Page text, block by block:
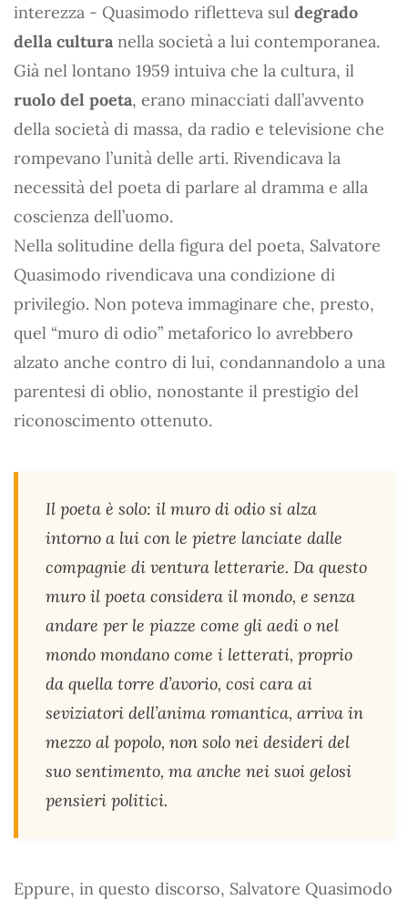
interezza - Quasimodo rifletteva sul degrado
della cultura nella società a lui contemporanea.
Già nel lontano 1959 intuiva che la cultura, il
ruolo del poeta, erano minacciati dall’avvento
della società di massa, da radio e televisione che
rompevano l’unità delle arti. Rivendicava la
necessità del poeta di parlare al dramma e alla
coscienza dell’uomo.
Nella solitudine della figura del poeta, Salvatore
Quasimodo rivendicava una condizione di
privilegio. Non poteva immaginare che, presto,
quel “muro di odio” metaforico lo avrebbero
alzato anche contro di lui, condannandolo a una
parentesi di oblio, nonostante il prestigio del
riconoscimento ottenuto.
Il poeta è solo: il muro di odio si alza
intorno a lui con le pietre lanciate dalle
compagnie di ventura letterarie. Da questo
muro il poeta considera il mondo, e senza
andare per le piazze come gli aedi o nel
mondo mondano come i letterati, proprio
da quella torre d’avorio, cosi cara ai
seviziatori dell’anima romantica, arriva in
mezzo al popolo, non solo nei desideri del
suo sentimento, ma anche nei suoi gelosi
pensieri politici.
Eppure, in questo discorso, Salvatore Quasimodo